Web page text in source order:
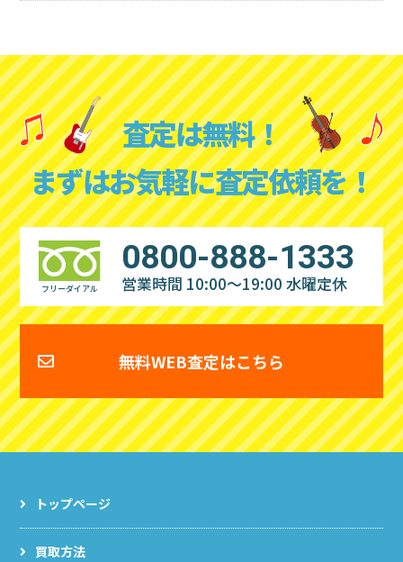
査定は無料！
まずはお気軽に査定依頼を！
フリーダイアル
0800-888-1333
営業時間 10:00～19:00 水曜定休
無料WEB査定はこちら
トップページ
買取方法